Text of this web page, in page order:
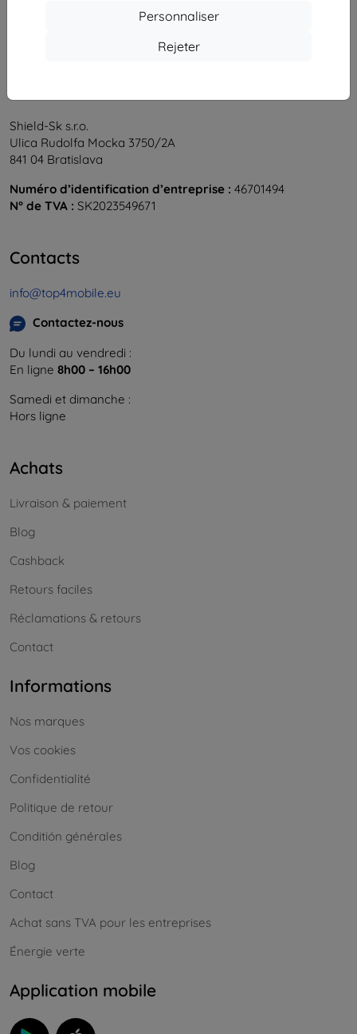
Personnaliser
Rejeter
Shield-Sk s.r.o.
Ulica Rudolfa Mocka 3750/2A
841 04 Bratislava
Numéro d’identification d’entreprise : 46701494
N° de TVA : SK2023549671
Contacts
info@top4mobile.eu
Contactez-nous
Du lundi au vendredi :
En ligne 8h00 – 16h00
Samedi et dimanche :
Hors ligne
Achats
Livraison & paiement
Blog
Cashback
Retours faciles
Réclamations & retours
Contact
Informations
Nos marques
Vos cookies
Confidentialité
Politique de retour
Conditión générales
Blog
Contact
Achat sans TVA pour les entreprises
Énergie verte
Application mobile